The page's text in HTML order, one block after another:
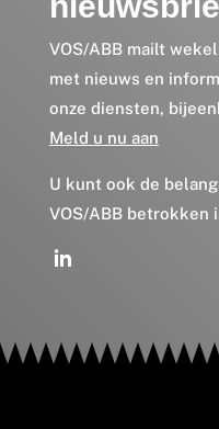
VOS/ABB mailt
met nieuws en
onze diensten,
Meld u nu aan
U kunt ook de
VOS/ABB betrokken